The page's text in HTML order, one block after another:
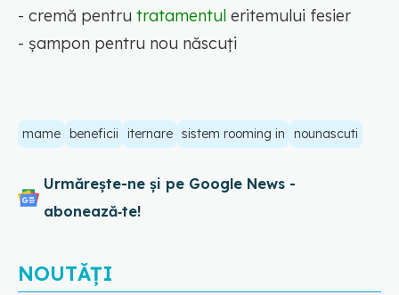
- cremă pentru tratamentul eritemului fesier
- șampon pentru nou născuți
mame beneficii iternare sistem rooming in nounascuti
Urmărește-ne și pe Google News -
abonează‑te!
NOUTĂȚI